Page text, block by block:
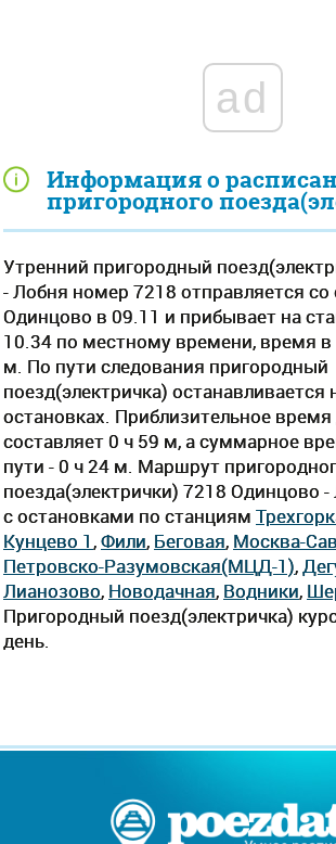
Информация о
пригородного
Утренний пригородный
- Лобня номер 7218 отправляется со
Одинцово в 09.11 и прибывает на
10.34 по местному времени, время в
м. По пути следования пригородный
поезд(электричка) останавливается
остановках. Приблизительное
составляет 0 ч 59 м, а суммарное
пути - 0 ч 24 м. Маршрут
поезда(электрички) 7218 Одинцово -
c остановками по станциям
Кунцево 1 ,Фили, Беговая, Москва-
Петровско-Разумовская(МЦД-1),
Лианозово, Новодачная, Водники,
Пригородный поезд(электричка)
день.
ad